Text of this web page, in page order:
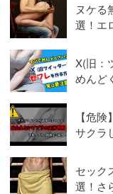
ヌケる
選！エ
X(旧：
めんど
【危
サクラ
セック
選！さ